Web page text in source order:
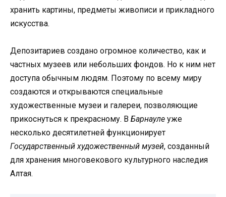
хранить картины, предметы живописи и прикладного
искусства.
Депозитариев создано огромное количество, как и
частных музеев или небольших фондов. Но к ним нет
доступа обычным людям. Поэтому по всему миру
создаются и открываются специальные
художественные музеи и галереи, позволяющие
прикоснуться к прекрасному. В Барнауле уже
несколько десятилетней функционирует
Государственный художественный музей, созданный
для хранения многовекового культурного наследия
Алтая.